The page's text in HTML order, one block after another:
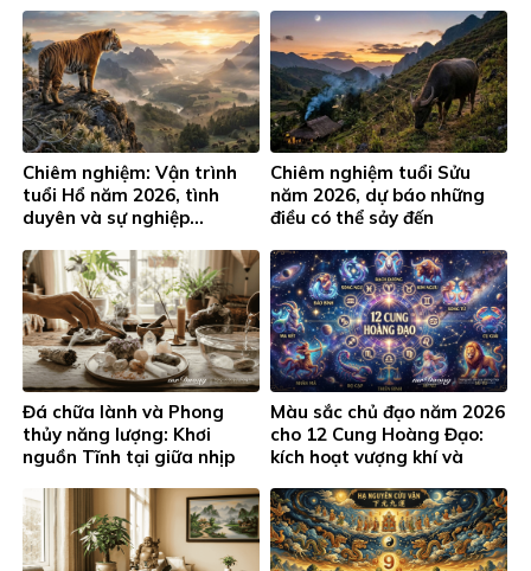
Chiêm nghiệm: Vận trình
tuổi Hổ năm 2026, tình
duyên và sự nghiệp…
Chiêm nghiệm tuổi Sửu
năm 2026, dự báo những
điều có thể sảy đến
Đá chữa lành và Phong
thủy năng lượng: Khơi
nguồn Tĩnh tại giữa nhịp
Màu sắc chủ đạo năm 2026
cho 12 Cung Hoàng Đạo:
kích hoạt vượng khí và